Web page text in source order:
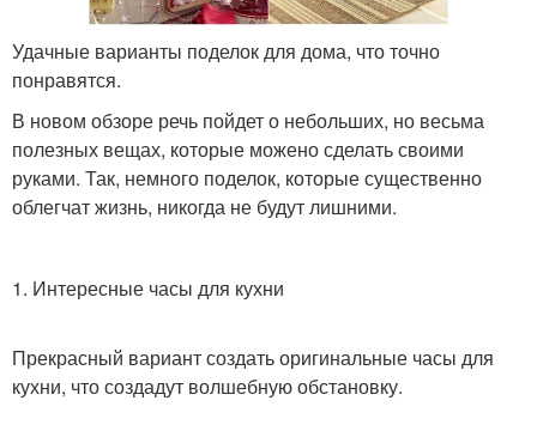
Удачные варианты поделок для дома, что точно
понравятся.
В новом обзоре речь пойдет о небольших, но весьма
полезных вещах, которые можено сделать своими
руками. Так, немного поделок, которые существенно
облегчат жизнь, никогда не будут лишними.
1. Интересные часы для кухни
Прекрасный вариант создать оригинальные часы для
кухни, что создадут волшебную обстановку.